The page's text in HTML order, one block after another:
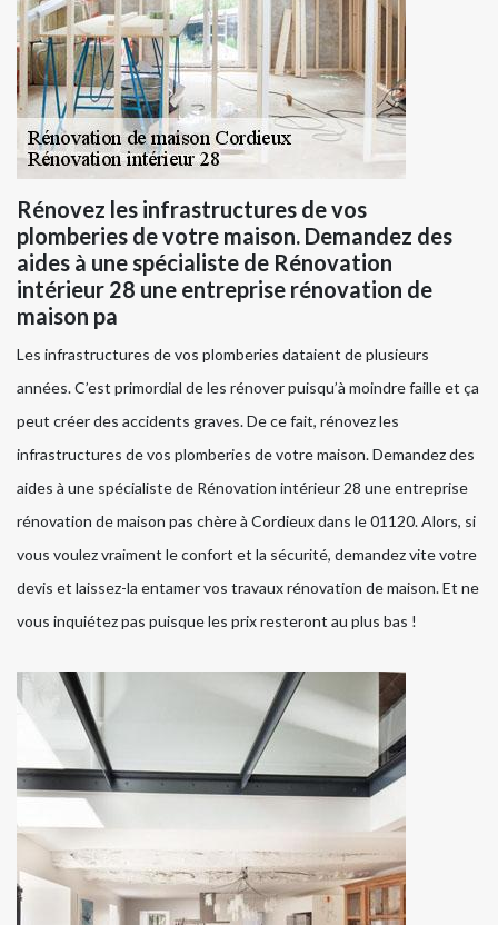
Rénovez les infrastructures de vos
plomberies de votre maison. Demandez des
aides à une spécialiste de Rénovation
intérieur 28 une entreprise rénovation de
maison pa
Les infrastructures de vos plomberies dataient de plusieurs
années. C’est primordial de les rénover puisqu’à moindre faille et ça
peut créer des accidents graves. De ce fait, rénovez les
infrastructures de vos plomberies de votre maison. Demandez des
aides à une spécialiste de Rénovation intérieur 28 une entreprise
rénovation de maison pas chère à Cordieux dans le 01120. Alors, si
vous voulez vraiment le confort et la sécurité, demandez vite votre
devis et laissez-la entamer vos travaux rénovation de maison. Et ne
vous inquiétez pas puisque les prix resteront au plus bas !